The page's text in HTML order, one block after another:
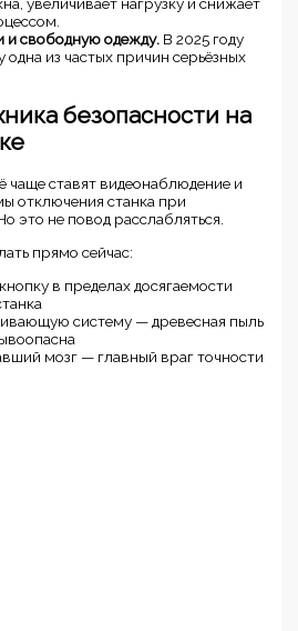
и свободную одежду. В 2025 году
из частых причин серьёзных
безопасности на
чаще ставят видеонаблюдение и
отключения станка при
это не повод расслабляться.
прямо сейчас:
в пределах досягаемости
систему — древесная пыль
мозг — главный враг точности